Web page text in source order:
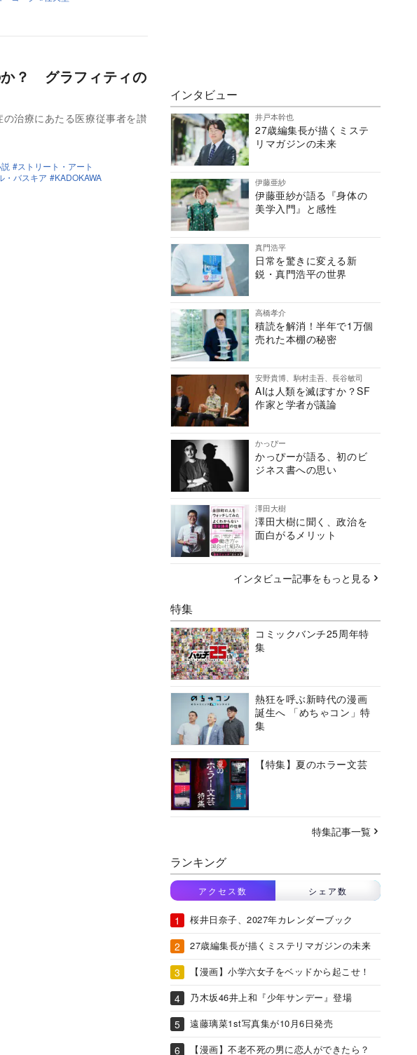
か？ グラフィティの
治療にあたる医療従事者を讃
ストリート・アート
・バスキア
KADOKAWA
インタビュー
井戸本幹也
27歳編集長が描くミステ
リマガジンの未来
伊藤亜紗
伊藤亜紗が語る『身体の
美学入門』と感性
真門浩平
日常を驚きに変える新
鋭・真門浩平の世界
高橋孝介
積読を解消！半年で1万個
売れた本棚の秘密
安野貴博、駒村圭吾、長谷敏司
AIは人類を滅ぼすか？SF
作家と学者が議論
かっぴー
かっぴーが語る、初のビ
ジネス書への思い
澤田大樹
澤田大樹に聞く、政治を
面白がるメリット
インタビュー記事をもっと見る
特集
コミックバンチ25周年特
集
熱狂を呼ぶ新時代の漫画
誕生へ 「めちゃコン」特
集
【特集】夏のホラー文芸
特集記事一覧
ランキング
アクセス数 シェア数
桜井日奈子、2027年カレンダーブック
27歳編集長が描くミステリマガジンの未来
【漫画】小学六女子をベッドから起こせ！
乃木坂46井上和『少年サンデー』登場
遠藤璃菜1st写真集が10月6日発売
【漫画】不老不死の男に恋人ができたら？